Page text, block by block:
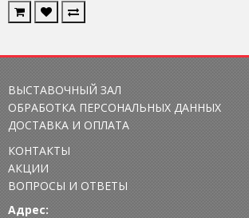
ВЫСТАВОЧНЫЙ ЗАЛ
ОБРАБОТКА ПЕРСОНАЛЬНЫХ ДАННЫХ
ДОСТАВКА И ОПЛАТА
КОНТАКТЫ
АКЦИИ
ВОПРОСЫ И ОТВЕТЫ
Адрес: